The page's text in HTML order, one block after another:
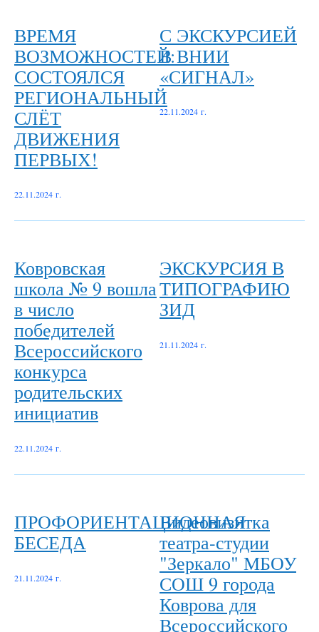
ВРЕМЯ
ВОЗМОЖНОСТЕЙ:
СОСТОЯЛСЯ
РЕГИОНАЛЬНЫЙ
СЛЁТ
ДВИЖЕНИЯ
ПЕРВЫХ!
22.11.2024 г.
С ЭКСКУРСИЕЙ
В ВНИИ
«СИГНАЛ»
22.11.2024 г.
Ковровская
школа № 9 вошла
в число
победителей
Всероссийского
конкурса
родительских
инициатив
22.11.2024 г.
ЭКСКУРСИЯ В
ТИПОГРАФИЮ
ЗИД
21.11.2024 г.
ПРОФОРИЕНТАЦИОННАЯ
БЕСЕДА
21.11.2024 г.
Видеовизитка
театра-студии
"Зеркало" МБОУ
СОШ 9 города
Коврова для
Всероссийского